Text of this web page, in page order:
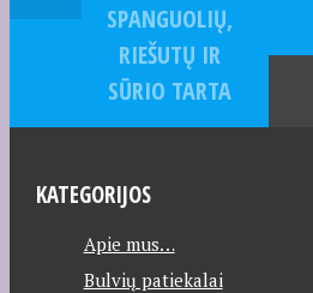
SPANGUOLIŲ,
RIEŠUTŲ IR
SŪRIO TARTA
KATEGORIJOS
Apie mus…
Bulvių patiekalai